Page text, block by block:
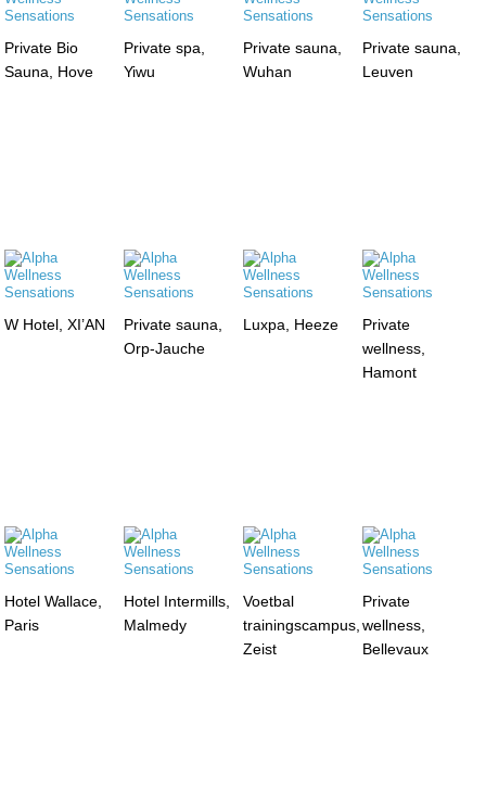
Private Bio
Sauna, Hove
Private spa,
Yiwu
Private sauna,
Wuhan
Private sauna,
Leuven
W Hotel, XI’AN
Private sauna,
Orp-Jauche
Luxpa, Heeze
Private
wellness,
Hamont
Hotel Wallace,
Paris
Hotel Intermills,
Malmedy
Voetbal
trainingscampus,
Zeist
Private
wellness,
Bellevaux